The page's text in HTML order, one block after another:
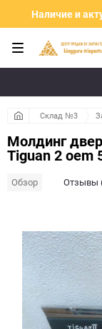
Наличие и
Склад №3
Молдинг
Tiguan 2 oem
Обзор Отзывы